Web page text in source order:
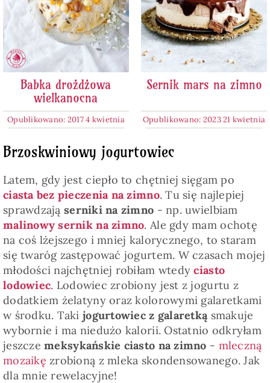
Babka drożdżowa
wielkanocna
Opublikowano: 2017 4 kwietnia
Sernik mars na zimno
Opublikowano: 2023 21 kwietnia
Brzoskwiniowy jogurtowiec
Latem, gdy jest ciepło to chętniej sięgam po
ciasta bez pieczenia na zimno. Tu się najlepiej
sprawdzają serniki na zimno - np. uwielbiam
malinowy sernik na zimno. Ale gdy mam ochotę
na coś lżejszego i mniej kalorycznego, to staram
się twaróg zastępować jogurtem. W czasach mojej
młodości najchętniej robiłam wtedyciasto
lodowiec. Lodowiec zrobiony jest z jogurtu z
dodatkiem żelatyny oraz kolorowymi galaretkami
w środku. Takijogurtowiec z galaretkąsmakuje
wybornie i ma niedużo kalorii. Ostatnio odkryłam
jeszczemeksykańskie ciasto na zimno - mleczną
mozaikę zrobioną z mleka skondensowanego. Jak
dla mnie rewelacyjne!